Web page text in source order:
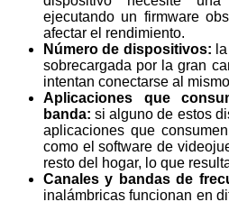
ejecutando un firmware
afectar el rendimiento.
Número de dispositivos:
sobrecargada por la gran
intentan conectarse al
Aplicaciones que
banda: si alguno de estos
aplicaciones que
como el software de
resto del hogar, lo que
Canales y bandas de
inalámbricas funcionan en